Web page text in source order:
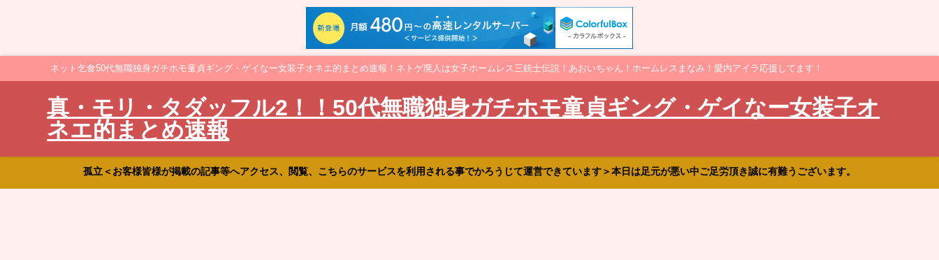
ネット乞食50代無職独身ガチホモ童貞ギング・ゲイなー女装子オネエ的まとめ速報！ネトゲ廃人は女子ホームレス三銃士伝説！あおいちゃん！ホームレスまなみ！愛内アイラ応援してます！
真・モリ・タダッフル2！！50代無職独身ガチホモ童貞ギング・ゲイなー女装子オ
ネエ的まとめ速報
孤立＜お客様皆様が掲載の記事等へアクセス、閲覧、こちらのサービスを利用される事でかろうじて運営できています＞本日は足元が悪い中ご足労頂き誠に有難うございます。